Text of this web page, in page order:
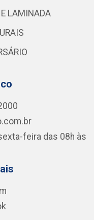
LAMINADA
feira das 08h às